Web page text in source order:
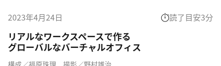
2023年4月24日 読了目安3分
リアルなワークスペースで作る
グローバルなバーチャルオフィス
構成／福原珠理　撮影／野村雄治